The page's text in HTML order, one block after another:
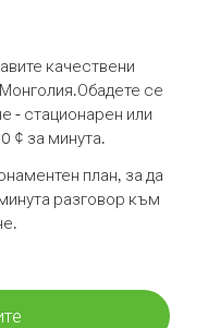
качествени
Обадете се
- стационарен или
¢ за минута.
план, за да
разговор към